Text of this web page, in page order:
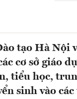
tạo Hà Nội
cơ sở giáo
tiểu học,
sinh vào